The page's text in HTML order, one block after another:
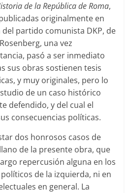
de la República de Roma,
originalmente en
del partido comunista DKP, de
una vez
pasó a ser inmediato
sus obras sostienen tesis
y muy originales, pero lo
de un caso histórico
defendido, y del cual el
consecuencias políticas.
dos honrosos casos de
de la presente obra, que
repercusión alguna en los
de la izquierda, ni en
en general. La